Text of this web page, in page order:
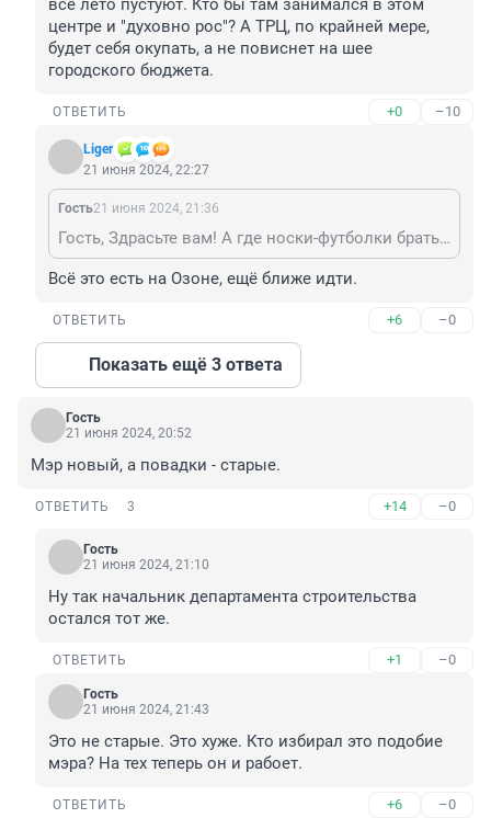
всё лето пустуют. Кто бы там занимался в этом
центре и "духовно рос"? А ТРЦ, по крайней мере,
будет себя окупать, а не повиснет на шее
городского бюджета.
ОТВЕТИТЬ +0 –10
Liger
21 июня 2024, 22:27
Гость21 июня 2024, 21:36
Гость, Здрасьте вам! А где носки-футболки брать? Кеты и кепки?
Всё это есть на Озоне, ещё ближе идти.
ОТВЕТИТЬ +6 –0
Показать ещё 3 ответа
Гость
21 июня 2024, 20:52
Мэр новый, а повадки - старые.
ОТВЕТИТЬ 3 +14 –0
Гость
21 июня 2024, 21:10
Ну так начальник департамента строительства
остался тот же.
ОТВЕТИТЬ +1 –0
Гость
21 июня 2024, 21:43
Это не старые. Это хуже. Кто избирал это подобие
мэра? На тех теперь он и рабоет.
ОТВЕТИТЬ +6 –0